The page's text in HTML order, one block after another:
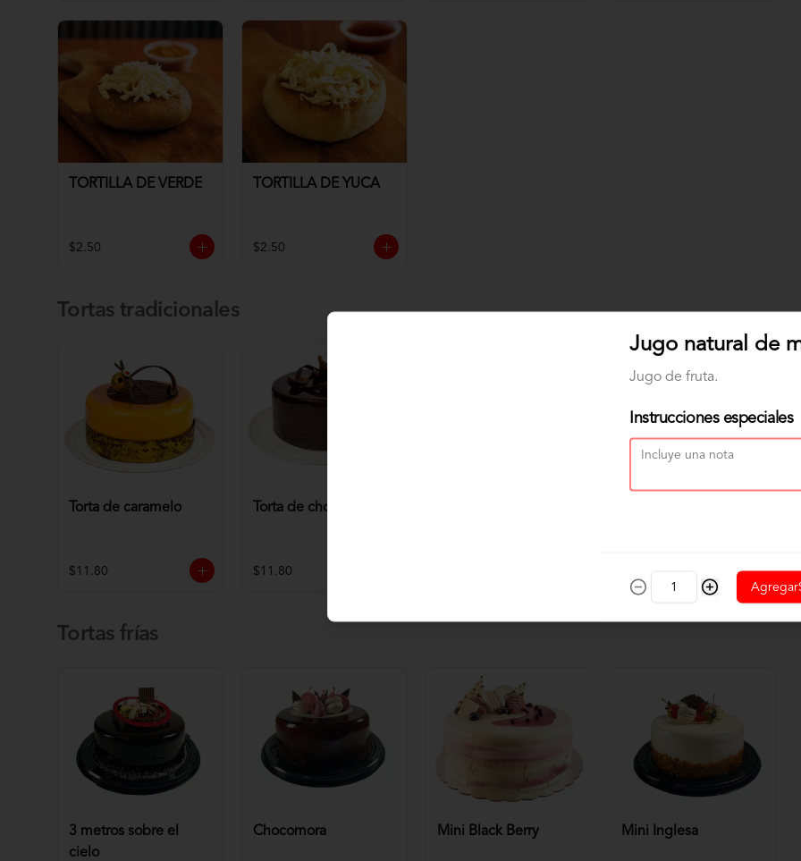
TORTILLA DE VERDE
$2.50
TORTILLA DE YUCA
$2.50
Tortas tradicionales
Torta de caramelo
$11.80
Torta de chocolate
$11.80
Tortas frías
3 metros sobre el
cielo
Chocomora Mini Black Berry Mini Inglesa
Jugo natural de
Jugo de fruta.
Instrucciones especiales
Agregar